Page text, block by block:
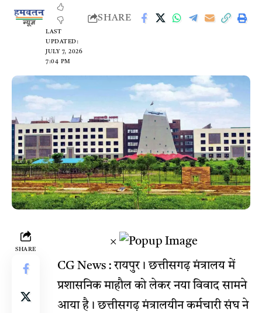
LAST
UPDATED:
JULY 7, 2026
7:04 PM
SHARE
SHARE
×
CG News : रायपुर। छत्तीसगढ़ मंत्रालय में
प्रशासनिक माहौल को लेकर नया विवाद सामने
आया है। छत्तीसगढ़ मंत्रालयीन कर्मचारी संघ ने